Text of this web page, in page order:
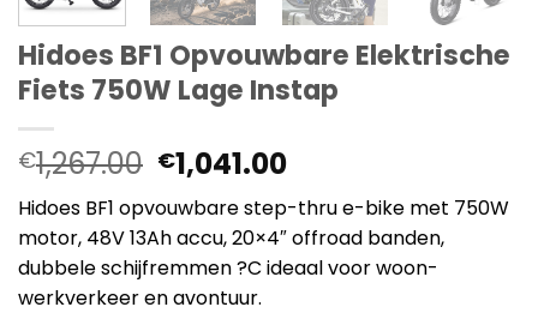
Hidoes BF1 Opvouwbare Elektrische
Fiets 750W Lage Instap
€1,267.00 Oorspronkelijke
prijs
was:
€1,267.00.
€1,041.00Huidige
prijs
is:
€1,041.00.
Hidoes BF1 opvouwbare step-thru e-bike met 750W
motor, 48V 13Ah accu, 20×4″ offroad banden,
dubbele schijfremmen ?C ideaal voor woon-
werkverkeer en avontuur.